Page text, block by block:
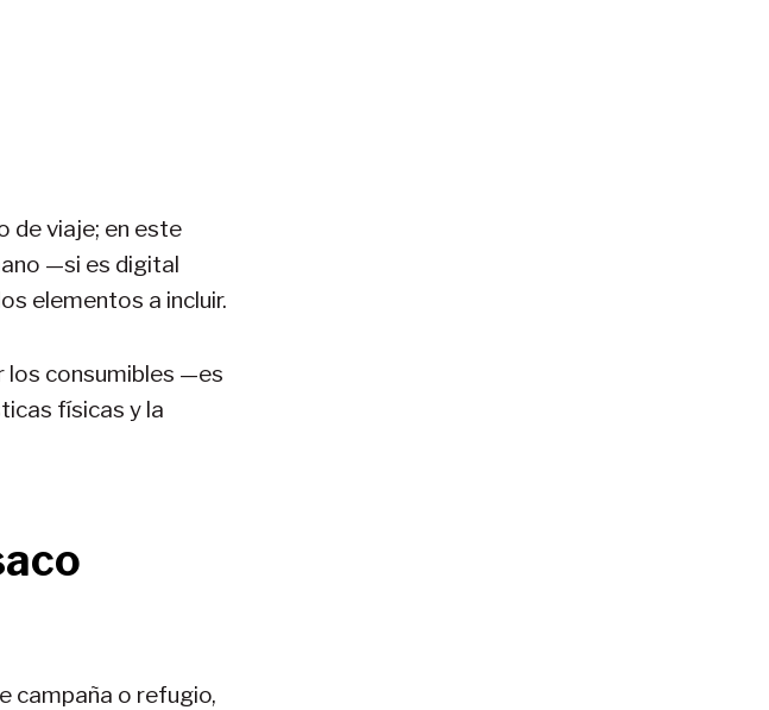
de viaje; en este
—si es digital
elementos a incluir.
los consumibles —es
físicas y la
campaña o refugio,